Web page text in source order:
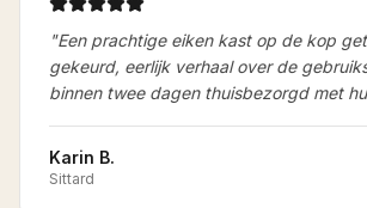
"Een prachtige eiken kast op de kop
gekeurd, eerlijk verhaal over de
binnen twee dagen thuisbezorgd met
Karin B.
Sittard